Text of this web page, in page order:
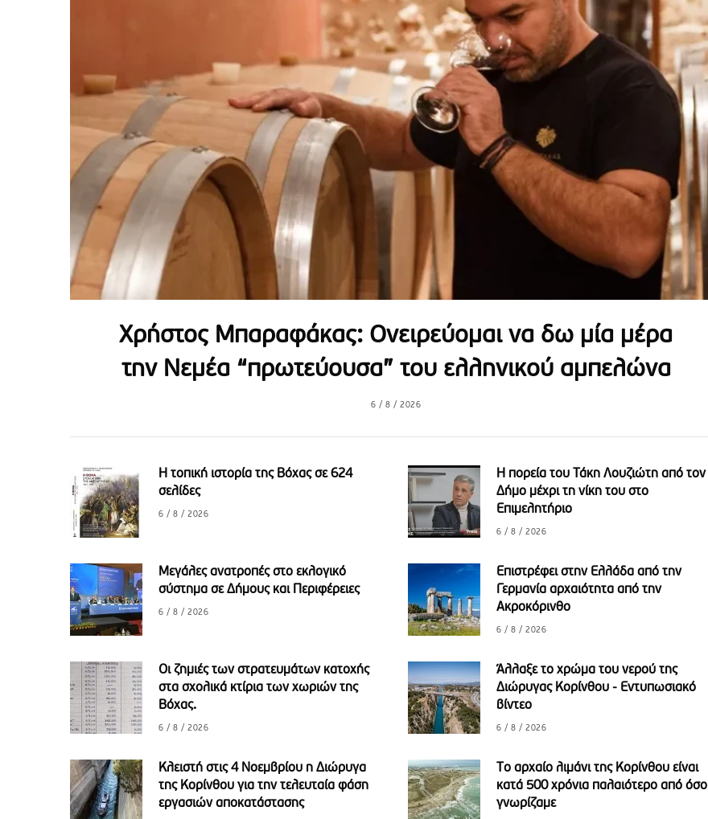
Χρήστος Μπαραφάκας: Ονειρεύομαι να δω μία μέρα
την Νεμέα “πρωτεύουσα” του ελληνικού αμπελώνα
6 / 8 / 2026
Η τοπική ιστορία της Βόχας σε 624
σελίδες
6 / 8 / 2026
Η πορεία του Τάκη Λουζιώτη από τον
Δήμο μέχρι τη νίκη του στο
Επιμελητήριο
6 / 8 / 2026
Μεγάλες ανατροπές στο εκλογικό
σύστημα σε Δήμους και Περιφέρειες
6 / 8 / 2026
Επιστρέφει στην Ελλάδα από την
Γερμανία αρχαιότητα από την
Ακροκόρινθο
6 / 8 / 2026
Οι ζημιές των στρατευμάτων κατοχής
στα σχολικά κτίρια των χωριών της
Βόχας.
6 / 8 / 2026
Άλλαξε το χρώμα του νερού της
Διώρυγας Κορίνθου - Εντυπωσιακό
βίντεο
6 / 8 / 2026
Κλειστή στις 4 Νοεμβρίου η Διώρυγα
της Κορίνθου για την τελευταία φάση
εργασιών αποκατάστασης
Το αρχαίο λιμάνι της Κορίνθου είναι
κατά 500 χρόνια παλαιότερο από όσο
γνωρίζαμε